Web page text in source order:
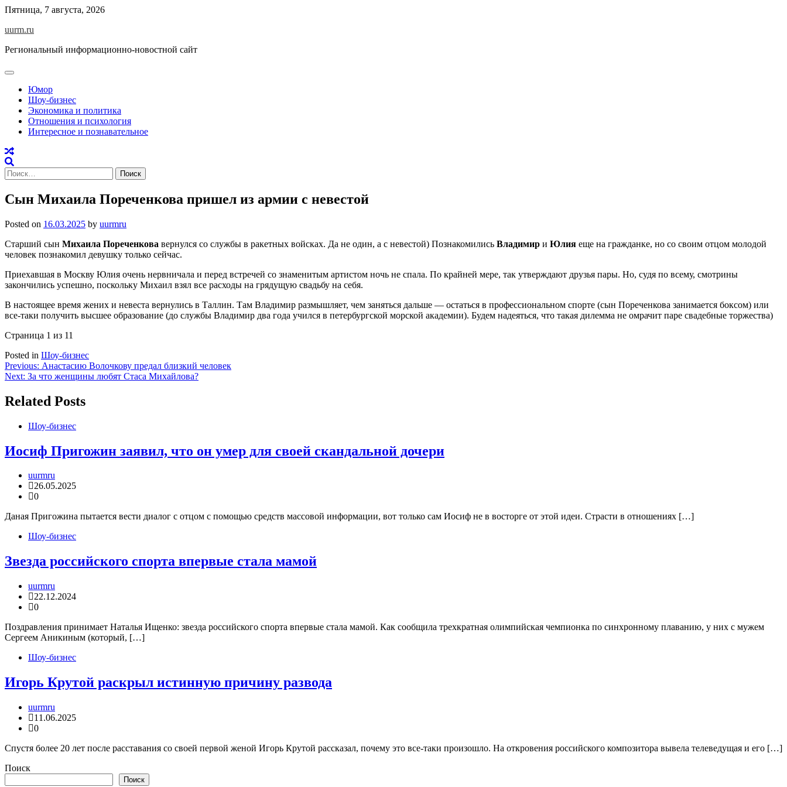
Skip
content
Пятница, 7 августа, 2026
uurm.ru
Региональный информационно-новостной сайт
Юмор
Шоу-бизнес
Экономика и политика
Отношения и психология
Интересное и познавательное
Найти:
Сын Михаила Пореченкова пришел из армии с невестой
Posted on 16.03.2025 by uurmru
Старший сын Михаила Пореченкова вернулся со службы в ракетных войсках. Да не один, а с невестой) Познакомились Владимир и Юлия еще на гражданке, но со своим отцом молодой
человек познакомил девушку только сейчас.
Приехавшая в Москву Юлия очень нервничала и перед встречей со знаменитым артистом ночь не спала. По крайней мере, так утверждают друзья пары. Но, судя по всему, смотрины
закончились успешно, поскольку Михаил взял все расходы на грядущую свадьбу на себя.
В настоящее время жених и невеста вернулись в Таллин. Там Владимир размышляет, чем заняться дальше — остаться в профессиональном спорте (сын Пореченкова занимается боксом) или
все-таки получить высшее образование (до службы Владимир два года учился в петербургской морской академии). Будем надеяться, что такая дилемма не омрачит паре свадебные торжества)
Страница 1 из 11
Posted in Шоу-бизнес
Навигация
по
записям
Previous: Анастасию Волочкову предал близкий человек
Next: За что женщины любят Стаса Михайлова?
Related Posts
Шоу-бизнес
Иосиф Пригожин заявил, что он умер для своей скандальной дочери
uurmru
26.05.2025
0
Даная Пригожина пытается вести диалог с отцом с помощью средств массовой информации, вот только сам Иосиф не в восторге от этой идеи. Страсти в отношениях […]
Шоу-бизнес
Звезда российского спорта впервые стала мамой
uurmru
22.12.2024
0
Поздравления принимает Наталья Ищенко: звезда российского спорта впервые стала мамой. Как сообщила трехкратная олимпийская чемпионка по синхронному плаванию, у них с мужем
Сергеем Аникиным (который, […]
Шоу-бизнес
Игорь Крутой раскрыл истинную причину развода
uurmru
11.06.2025
0
Спустя более 20 лет после расставания со своей первой женой Игорь Крутой рассказал, почему это все-таки произошло. На откровения российского композитора вывела телеведущая и его […]
Поиск
Поиск